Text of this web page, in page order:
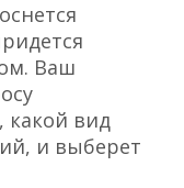
Ваш
какой вид
и выберет